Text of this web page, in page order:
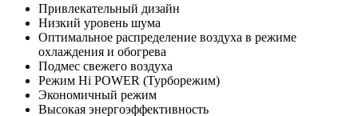
Привлекательный дизайн
Низкий уровень шума
Оптимальное распределение воздуха в режиме
охлаждения и обогрева
Подмес свежего воздуха
Режим Hi POWER (Турборежим)
Экономичный режим
Высокая энергоэффективность